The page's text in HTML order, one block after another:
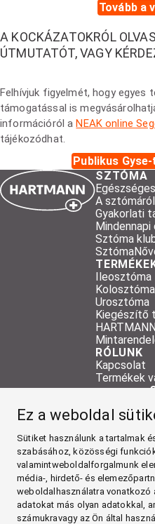
Ez a weboldal
Sütiket használunk a tartalmak
szabásához, közösségi
valamintweboldalforgalmunk
média-, hirdető- és
weboldalhasználatra
adatokat más olyan adatokkal,
számukravagy az Ön által
Tovább a
A KOCKÁZATOKRÓL
ÚTMUTATÓT, VAGY
Felhívjuk figyelmét, hogy
támogatással is
információról aNEAK online
tájékozódhat.
Publikus
SZTÓMA
A sztómáról
Gyakorlati
Sztóma
Ileosztóma
Kolosztóma
Urosztóma
Kiegészítő
RÓLUNK
Kapcsolat
Termékek
Facebook
YouTube